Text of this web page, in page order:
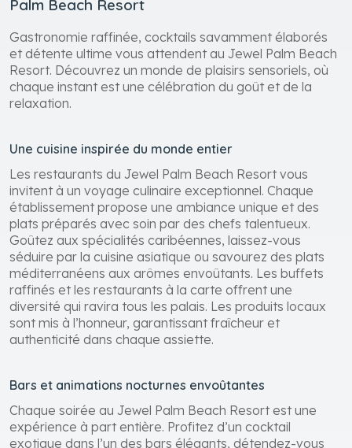
Saveurs exquises et bien-être absolu au Jewel
Palm Beach Resort
Gastronomie raffinée, cocktails savamment élaborés
et détente ultime vous attendent au Jewel Palm Beach
relaxation.
Une cuisine inspirée du monde entier
Les restaurants du Jewel Palm Beach Resort vous
invitent à un voyage culinaire exceptionnel. Chaque
établissement propose une ambiance unique et des
plats préparés avec soin par des chefs talentueux.
Goûtez aux spécialités caribéennes, laissez-vous
séduire par la cuisine asiatique ou savourez des plats
méditerranéens aux arômes envoûtants. Les buffets
raffinés et les restaurants à la carte offrent une
authenticité dans chaque assiette.
Bars et animations nocturnes envoûtantes